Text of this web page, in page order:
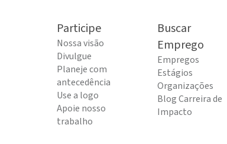
Participe
Nossa visão
Divulgue
Planeje com
antecedência
Use a logo
Apoie nosso
trabalho
Buscar
Emprego
Empregos
Estágios
Organizações
Blog Carreira de
Impacto